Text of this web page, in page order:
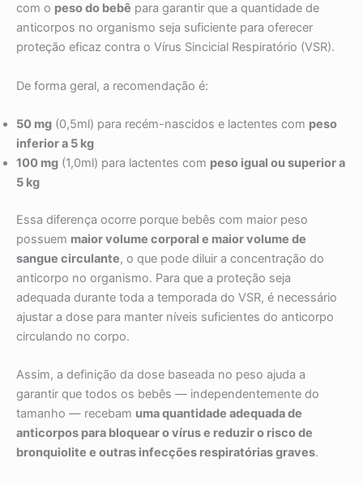
com o peso do bebê para garantir que a quantidade de
anticorpos no organismo seja suficiente para oferecer
proteção eficaz contra o Vírus Sincicial Respiratório (VSR).
De forma geral, a recomendação é:
50 mg (0,5ml) para recém-nascidos e lactentes com peso
inferior a 5 kg
100 mg (1,0ml) para lactentes com peso igual ou superior a
5 kg
Essa diferença ocorre porque bebês com maior peso
possuem maior volume corporal e maior volume de
sangue circulante, o que pode diluir a concentração do
anticorpo no organismo. Para que a proteção seja
adequada durante toda a temporada do VSR, é necessário
ajustar a dose para manter níveis suficientes do anticorpo
circulando no corpo.
Assim, a definição da dose baseada no peso ajuda a
garantir que todos os bebês — independentemente do
tamanho — recebam uma quantidade adequada de
anticorpos para bloquear o vírus e reduzir o risco de
bronquiolite e outras infecções respiratórias graves.